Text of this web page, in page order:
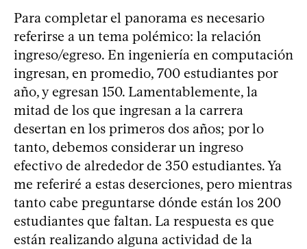
Para completar el panorama es necesario
referirse a un tema polémico: la relación
ingreso/egreso. En ingeniería en computación
ingresan, en promedio, 700 estudiantes por
año, y egresan 150. Lamentablemente, la
mitad de los que ingresan a la carrera
desertan en los primeros dos años; por lo
tanto, debemos considerar un ingreso
efectivo de alrededor de 350 estudiantes. Ya
me referiré a estas deserciones, pero mientras
tanto cabe preguntarse dónde están los 200
estudiantes que faltan. La respuesta es que
están realizando alguna actividad de la